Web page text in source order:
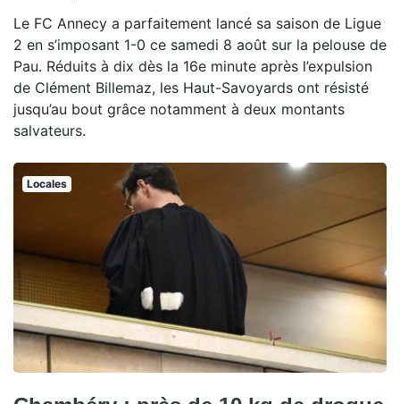
Le FC Annecy a parfaitement lancé sa saison de Ligue
2 en s’imposant 1-0 ce samedi 8 août sur la pelouse de
Pau. Réduits à dix dès la 16e minute après l’expulsion
de Clément Billemaz, les Haut-Savoyards ont résisté
jusqu’au bout grâce notamment à deux montants
salvateurs.
Locales